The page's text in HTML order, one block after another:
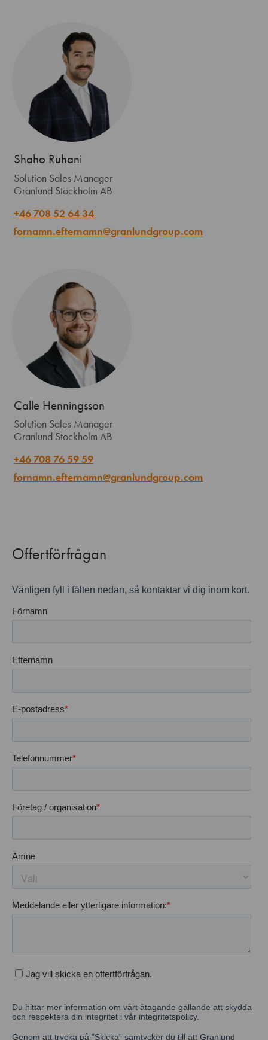
Shaho Ruhani
Solution Sales Manager
Granlund Stockholm AB
+46 708 52 64 34
fornamn.efternamn@granlundgroup.com
Calle Henningsson
Solution Sales Manager
Granlund Stockholm AB
+46 708 76 59 59
fornamn.efternamn@granlundgroup.com
Offertförfrågan